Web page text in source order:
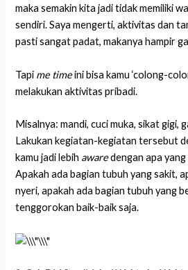
maka semakin kita jadi tidak memiliki
sendiri. Saya mengerti, aktivitas dan
pasti sangat padat, makanya hampir
Tapi me timeini bisa kamu ‘colong-
melakukan aktivitas pribadi.
Misalnya: mandi, cuci muka, sikat gigi,
Lakukan kegiatan-kegiatan tersebut
kamu jadi lebih awaredengan apa
Apakah ada bagian tubuh yang sakit,
nyeri, apakah ada bagian tubuh yang
tenggorokan baik-baik saja.